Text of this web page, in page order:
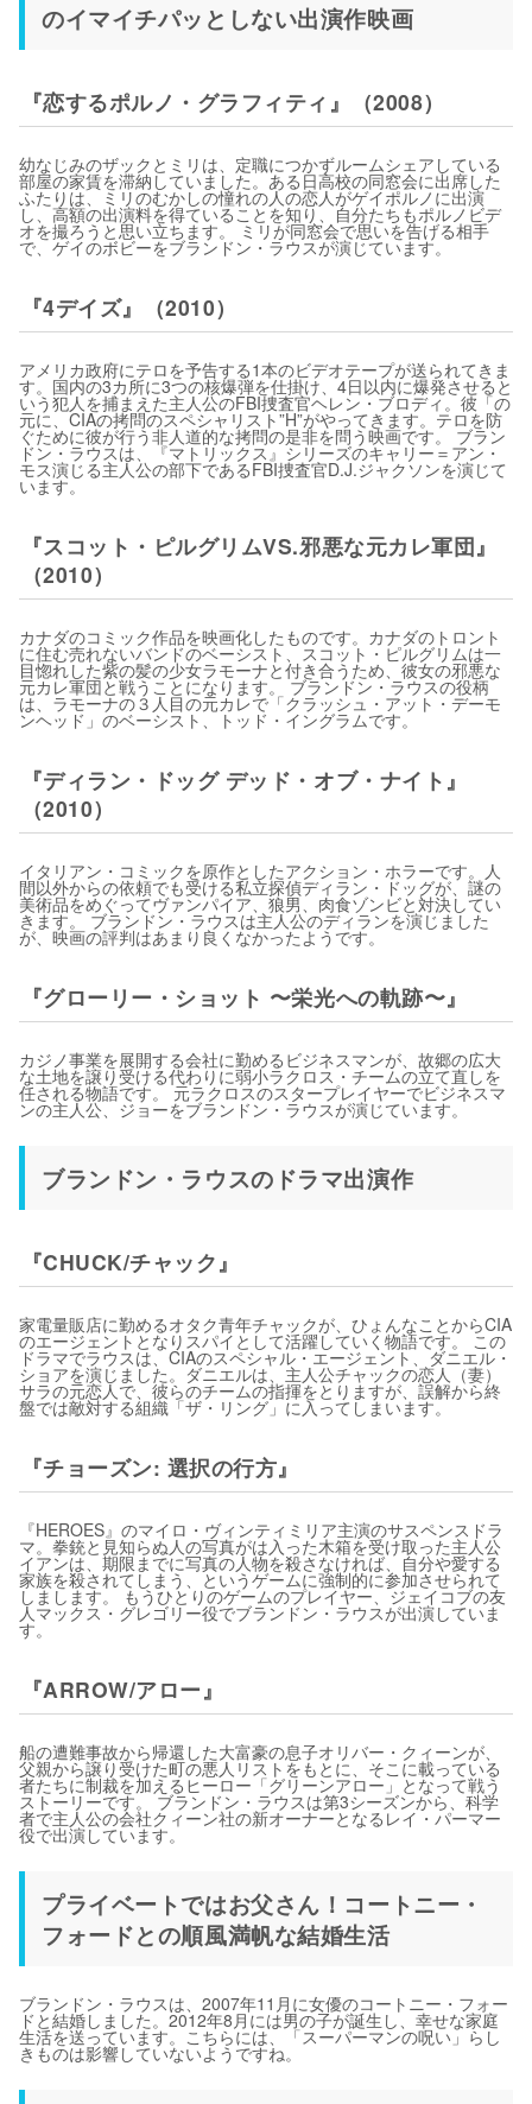
のイマイチパッとしない出演作映画
『恋するポルノ・グラフィティ』（2008）
幼なじみのザックとミリは、定職につかずルームシェアしている
部屋の家賃を滞納していました。ある日高校の同窓会に出席した
ふたりは、ミリのむかしの憧れの人の恋人がゲイポルノに出演
し、高額の出演料を得ていることを知り、自分たちもポルノビデ
オを撮ろうと思い立ちます。 ミリが同窓会で思いを告げる相手
で、ゲイのボビーをブランドン・ラウスが演じています。
『4デイズ』（2010）
アメリカ政府にテロを予告する1本のビデオテープが送られてきま
す。国内の3カ所に3つの核爆弾を仕掛け、4日以内に爆発させると
いう犯人を捕まえた主人公のFBI捜査官ヘレン・ブロディ。彼「の
元に、CIAの拷問のスペシャリスト”H”がやってきます。テロを防
ぐために彼が行う非人道的な拷問の是非を問う映画です。 ブラン
ドン・ラウスは、『マトリックス』シリーズのキャリー＝アン・
モス演じる主人公の部下であるFBI捜査官D.J.ジャクソンを演じて
います。
『スコット・ピルグリムVS.邪悪な元カレ軍団』
（2010）
カナダのコミック作品を映画化したものです。カナダのトロント
に住む売れないバンドのベーシスト、スコット・ピルグリムは一
目惚れした紫の髪の少女ラモーナと付き合うため、彼女の邪悪な
元カレ軍団と戦うことになります。 ブランドン・ラウスの役柄
は、ラモーナの３人目の元カレで「クラッシュ・アット・デーモ
ンヘッド」のベーシスト、トッド・イングラムです。
『ディラン・ドッグ デッド・オブ・ナイト』
（2010）
イタリアン・コミックを原作としたアクション・ホラーです。人
間以外からの依頼でも受ける私立探偵ディラン・ドッグが、謎の
美術品をめぐってヴァンパイア、狼男、肉食ゾンビと対決してい
きます。 ブランドン・ラウスは主人公のディランを演じました
が、映画の評判はあまり良くなかったようです。
『グローリー・ショット 〜栄光への軌跡〜』
カジノ事業を展開する会社に勤めるビジネスマンが、故郷の広大
な土地を譲り受ける代わりに弱小ラクロス・チームの立て直しを
任される物語です。 元ラクロスのスタープレイヤーでビジネスマ
ンの主人公、ジョーをブランドン・ラウスが演じています。
ブランドン・ラウスのドラマ出演作
『CHUCK/チャック』
家電量販店に勤めるオタク青年チャックが、ひょんなことからCIA
のエージェントとなりスパイとして活躍していく物語です。 この
ドラマでラウスは、CIAのスペシャル・エージェント、ダニエル・
ショアを演じました。ダニエルは、主人公チャックの恋人（妻）
サラの元恋人で、彼らのチームの指揮をとりますが、誤解から終
盤では敵対する組織「ザ・リング」に入ってしまいます。
『チョーズン: 選択の行方』
『HEROES』のマイロ・ヴィンティミリア主演のサスペンスドラ
マ。拳銃と見知らぬ人の写真がは入った木箱を受け取った主人公
イアンは、期限までに写真の人物を殺さなければ、自分や愛する
家族を殺されてしまう、というゲームに強制的に参加させられて
しまします。 もうひとりのゲームのプレイヤー、ジェイコブの友
人マックス・グレゴリー役でブランドン・ラウスが出演していま
す。
『ARROW/アロー』
船の遭難事故から帰還した大富豪の息子オリバー・クィーンが、
父親から譲り受けた町の悪人リストをもとに、そこに載っている
者たちに制裁を加えるヒーロー「グリーンアロー」となって戦う
ストーリーです。 ブランドン・ラウスは第3シーズンから、科学
者で主人公の会社クィーン社の新オーナーとなるレイ・パーマー
役で出演しています。
プライベートではお父さん！コートニー・
フォードとの順風満帆な結婚生活
ブランドン・ラウスは、2007年11月に女優のコートニー・フォー
ドと結婚しました。2012年8月には男の子が誕生し、幸せな家庭
生活を送っています。こちらには、「スーパーマンの呪い」らし
きものは影響していないようですね。